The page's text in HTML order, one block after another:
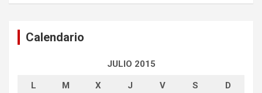
Calendario
JULIO 2015
L M X J V S D